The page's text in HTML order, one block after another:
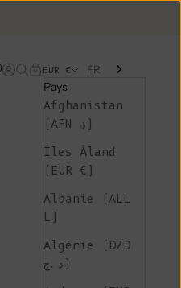
Page d'ouverture de
Recherche ouverte
Chariot ouvert
EUR €
Pays
Afghanistan
(AFN ؋)
Îles Åland
(EUR €)
Albanie (ALL
L)
Algérie (DZD
د.ج)
FR